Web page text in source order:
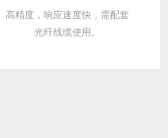
高精度，响应速度快，需配套
光纤线缆使用。